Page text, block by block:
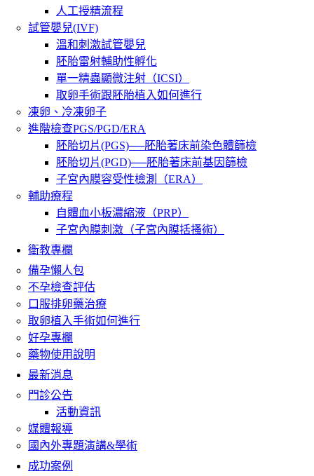
人工授精流程
試管嬰兒(IVF)
溫和刺激試管嬰兒
胚胎雷射輔助性孵化
單一精蟲顯微注射（ICSI）
取卵手術跟胚胎植入如何進行
凍卵、冷凍卵子
進階檢查PGS/PGD/ERA
胚胎切片(PGS)──胚胎著床前染色體篩檢
胚胎切片(PGD)──胚胎著床前基因篩檢
子宮內膜容受性檢測（ERA）
輔助療程
自體血小板濃縮液（PRP）
子宮內膜刺激（子宮內膜括搔術）
衛教專欄
備孕懶人包
不孕檢查評估
口服排卵藥治療
取卵植入手術如何進行
好孕專欄
藥物使用說明
最新消息
門診公告
活動資訊
媒體報導
國內外專題演講&學術
成功案例